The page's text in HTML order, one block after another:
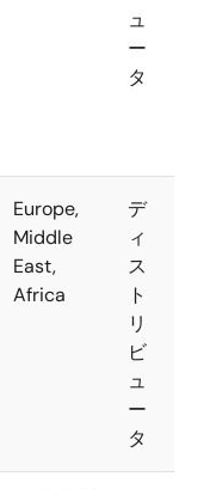
ュ
ー
タ
Europe,
Middle
East,
Africa
デ
ィ
ス
ト
リ
ビ
ュ
ー
タ